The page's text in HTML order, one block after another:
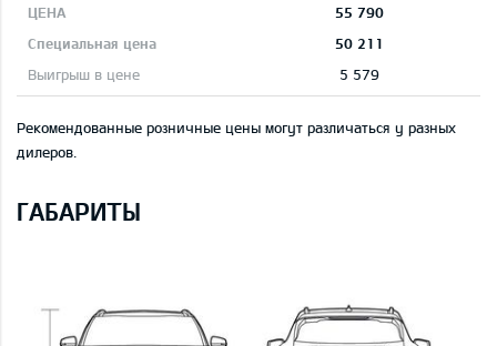
55 790
50 211
5 579
Рекомендованные розничные цены могут различаться у разных
дилеров.
ГАБАРИТЫ